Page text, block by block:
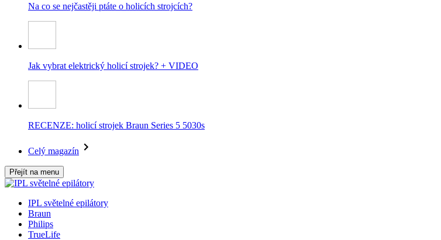
Na co se nejčastěji ptáte o holicích strojcích?
Jak vybrat elektrický holicí strojek? + VIDEO
RECENZE: holicí strojek Braun Series 5 5030s
Celý magazín
Přejít na menu
IPL světelné epilátory
Braun
Philips
TrueLife